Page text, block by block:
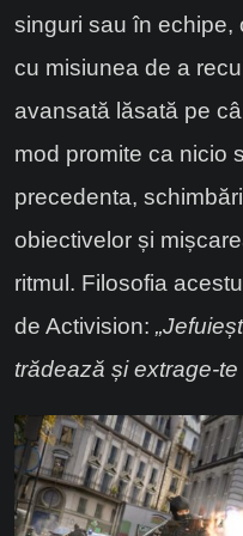
singuri sau în echipe,
cu misiunea de a
avansată lăsată pe
mod promite ca nicio
precedenta,
obiectivelor și
ritmul. Filosofia
de Activision:
trădează și extrage-te